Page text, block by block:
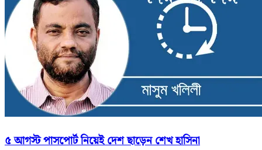
৫ আগস্ট পাসপোর্ট নিয়েই দেশ ছাড়েন শেখ হাসিনা